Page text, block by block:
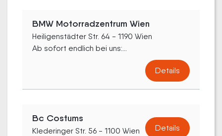
BMW Motorradzentrum Wien
Heiligenstädter Str. 64 - 1190 Wien
Ab sofort endlich bei uns:...
Details
Bc Costums
Klederinger Str. 56 - 1100 Wien Details